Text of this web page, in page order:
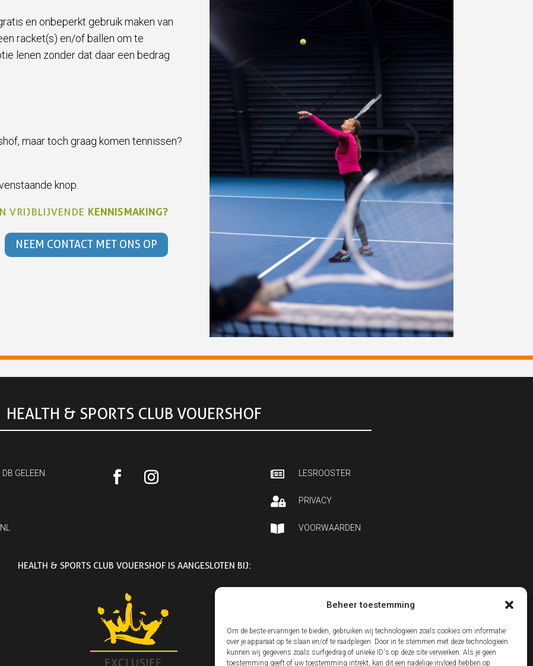
Beheer toestemming
Om de beste ervaringen te bieden, gebruiken wij technologieën zoals cookies om informatie
over je apparaat op te slaan en/of te raadplegen. Door in te stemmen met deze technologieën
kunnen wij gegevens zoals surfgedrag of unieke ID's op deze site verwerken. Als je geen
toestemming geeft of uw toestemming intrekt, kan dit een nadelige invloed hebben op
en onbeperkt gebruik maken van
racket(s) en/of ballen om te
lenen zonder dat daar een bedrag
maar toch graag komen tennissen?
knop.
VRIJBLIJVENDE KENNISMAKING?
NEEM CONTACT MET ONS OP
HEALTH & SPORTS CLUB VOUERSHOF
GELEEN  LESROOSTER
 PRIVACY
 VOORWAARDEN
HEALTH & SPORTS CLUB VOUERSHOF IS AANGESLOTEN BIJ: